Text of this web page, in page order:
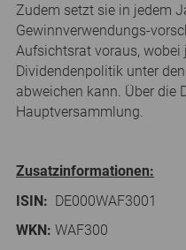
Zudem setzt sie in jedem
Gewinnverwendungs-
Aufsichtsrat voraus, wobei
Dividendenpolitik unter
abweichen kann. Über die
Hauptversammlung.
Zusatzinformationen:
ISIN: DE000WAF3001
WKN: WAF300